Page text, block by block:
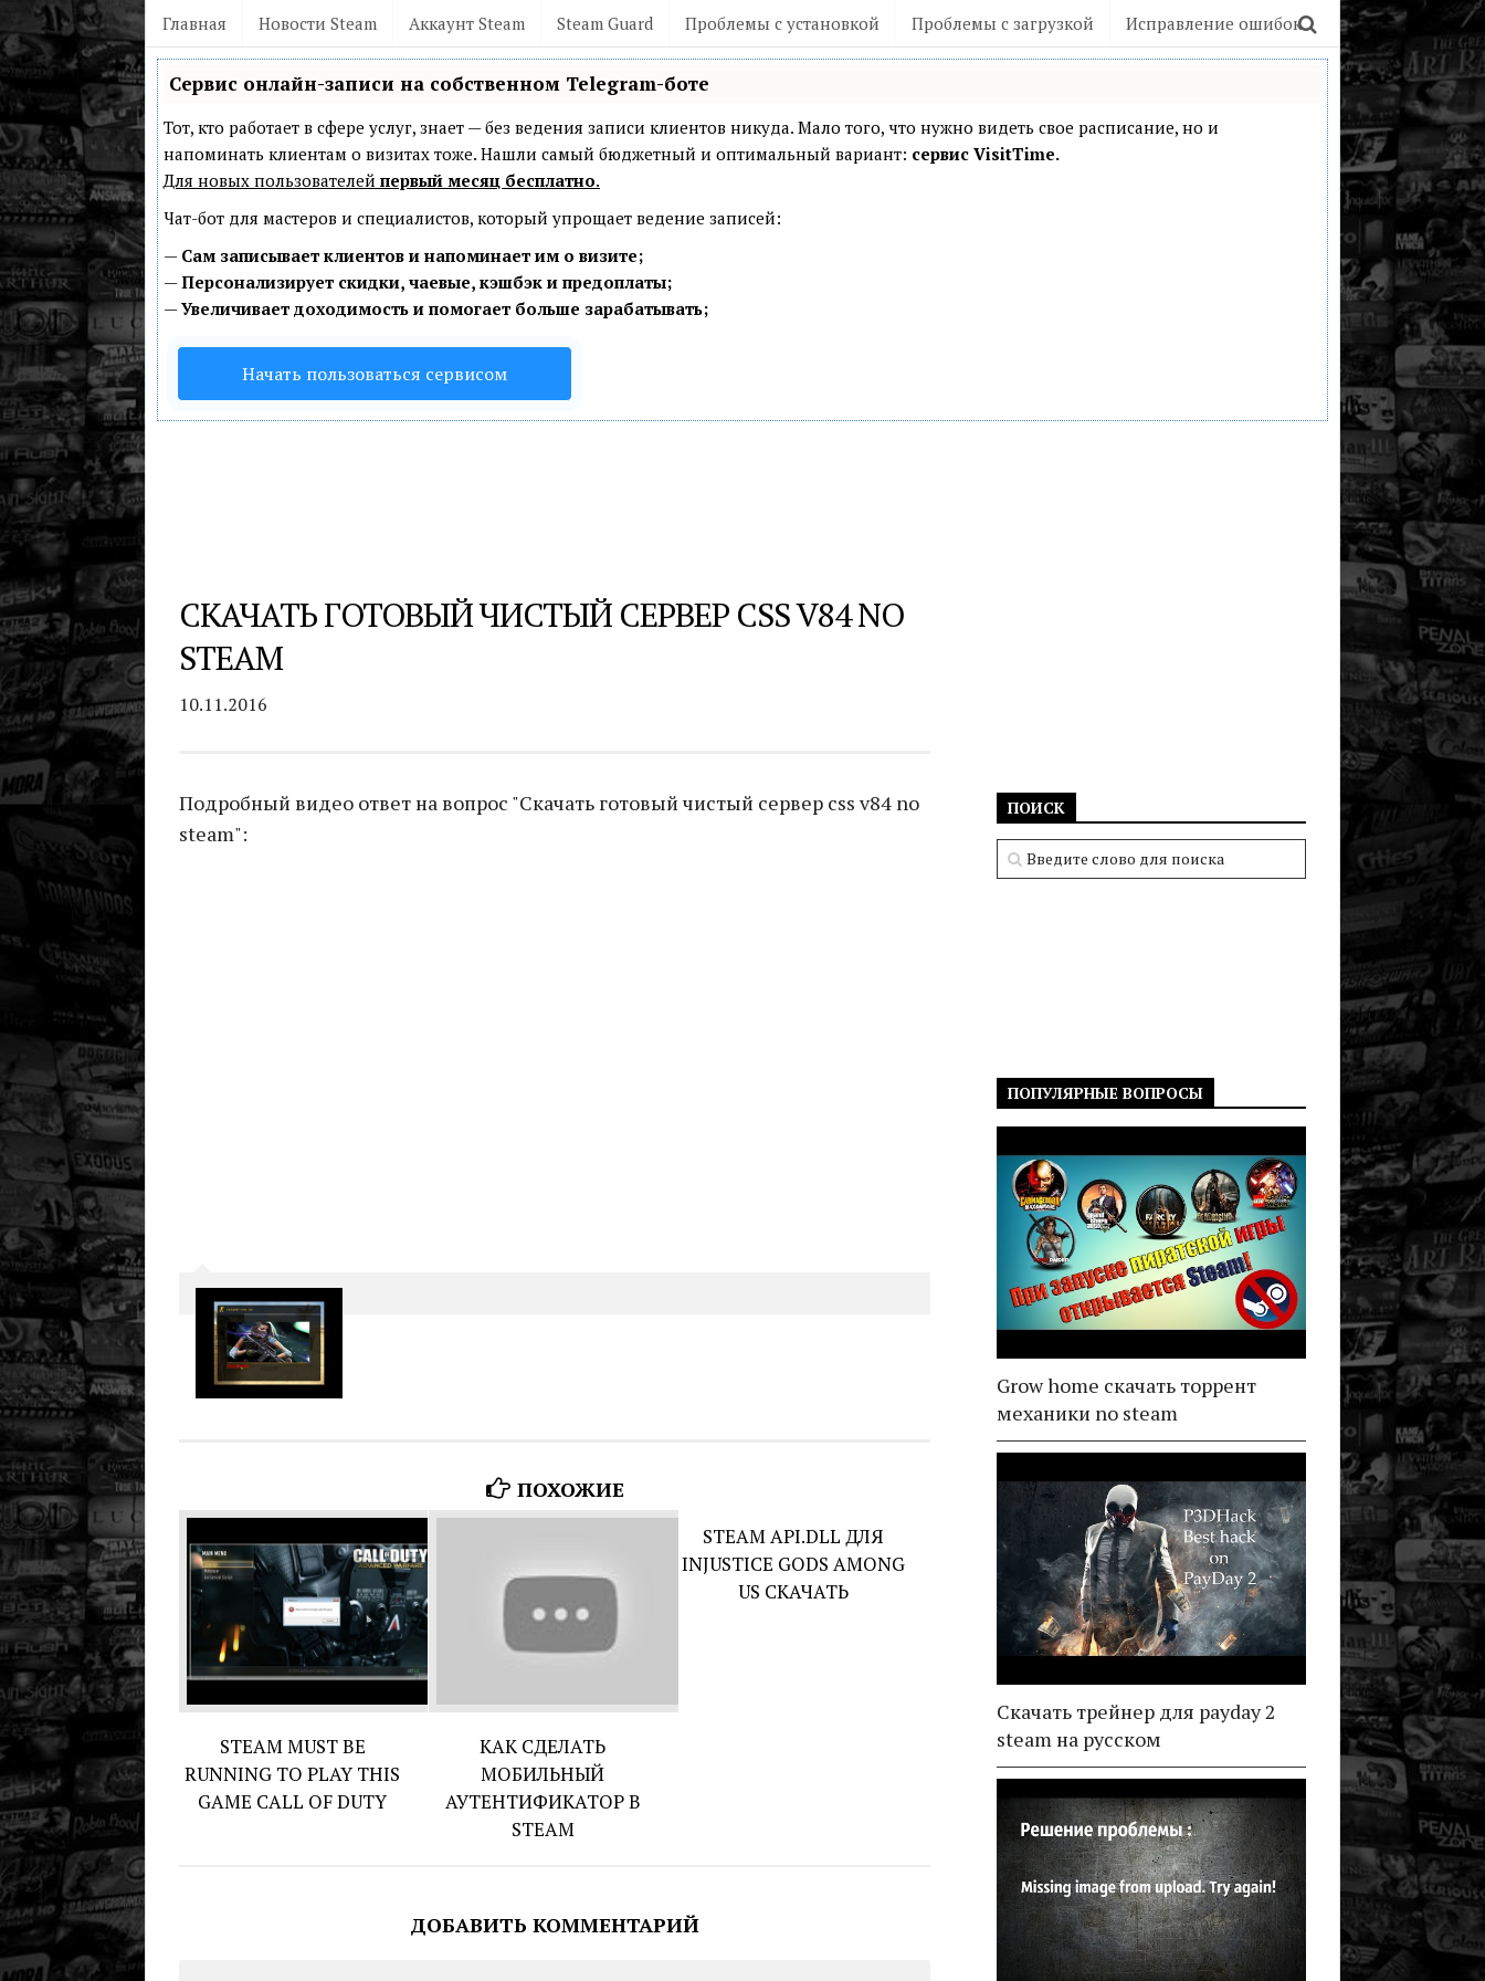
Главная Новости Steam Аккаунт Steam Steam Guard Проблемы с установкой Проблемы с загрузкой Исправление ошибок
Сервис онлайн-записи на собственном Telegram-боте
Тот, кто работает в сфере услуг, знает — без ведения записи клиентов никуда. Мало того, что нужно видеть свое расписание, но и
напоминать клиентам о визитах тоже. Нашли самый бюджетный и оптимальный вариант: сервис VisitTime.
Для новых пользователей первый месяц бесплатно.
Чат-бот для мастеров и специалистов, который упрощает ведение записей:
— Сам записывает клиентов и напоминает им о визите;
—Персонализирует скидки, чаевые, кэшбэк и предоплаты;
—Увеличивает доходимость и помогает больше зарабатывать;
Начать пользоваться сервисом
СКАЧАТЬ ГОТОВЫЙ ЧИСТЫЙ СЕРВЕР CSS V84 NO
STEAM
10.11.2016
Подробный видео ответ на вопрос "Скачать готовый чистый сервер css v84 no
steam":
ПОХОЖИЕ
STEAM MUST BE
RUNNING TO PLAY THIS
GAME CALL OF DUTY
КАК СДЕЛАТЬ
МОБИЛЬНЫЙ
АУТЕНТИФИКАТОР В
STEAM
STEAM API.DLL ДЛЯ
INJUSTICE GODS AMONG
US СКАЧАТЬ
ДОБАВИТЬ КОММЕНТАРИЙ
ПОИСК
ПОПУЛЯРНЫЕ ВОПРОСЫ
Grow home скачать торрент
механики no steam
Скачать трейнер для payday 2
steam на русском